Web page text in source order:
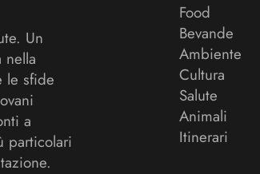
Un
le sfide
a
particolari
Food
Bevande
Ambiente
Cultura
Salute
Animali
Itinerari